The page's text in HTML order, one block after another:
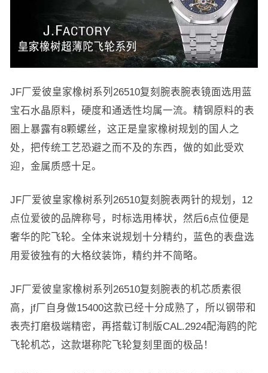
JF厂爱彼皇家橡树系列26510复刻腕表腕表镜面选用蓝
宝石水晶原料，硬度和通透性均属一流。精钢原料的表
圈上暴露有8颗螺丝，这正是皇家橡树规划的国人之
处，把传统工艺恐避之而不及的东西，做的如此受欢
迎，金属质感十足。
JF厂爱彼皇家橡树系列26510复刻腕表两针的规划，12
点位爱彼的品牌称号，时标选用棒状，然后6点位便是
奢华的陀飞轮。全体来说规划十分精约，蓝色的表盘选
用爱彼独有的大格纹装饰，精约并不简略。
JF厂爱彼皇家橡树系列26510复刻腕表的机芯质素很
高，jf厂自身做15400这款已经十分成熟了，所以钢带和
表壳打磨极端精密，再搭载订制版CAL.2924配海鸥的陀
飞轮机芯，这款堪称陀飞轮复刻里面的极品！